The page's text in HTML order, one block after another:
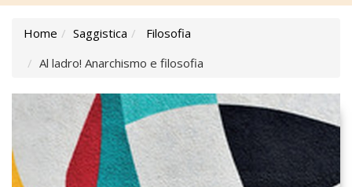
Home Saggistica
Filosofia
Al ladro! Anarchismo e filosofia